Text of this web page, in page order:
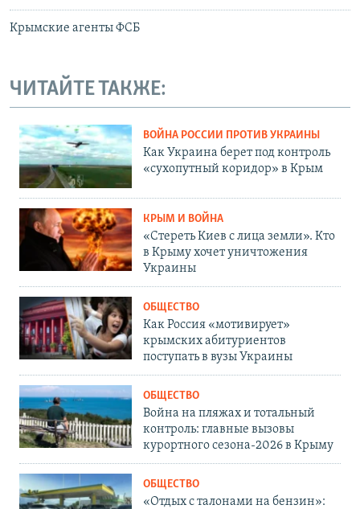
Крымские агенты ФСБ
ЧИТАЙТЕ ТАКЖЕ:
ВОЙНА РОССИИ ПРОТИВ УКРАИНЫ
Как Украина берет под контроль
«сухопутный коридор» в Крым
КРЫМ И ВОЙНА
«Стереть Киев с лица земли». Кто
в Крыму хочет уничтожения
Украины
ОБЩЕСТВО
Как Россия «мотивирует»
крымских абитуриентов
поступать в вузы Украины
ОБЩЕСТВО
Война на пляжах и тотальный
контроль: главные вызовы
курортного сезона-2026 в Крыму
ОБЩЕСТВО
«Отдых с талонами на бензин»: